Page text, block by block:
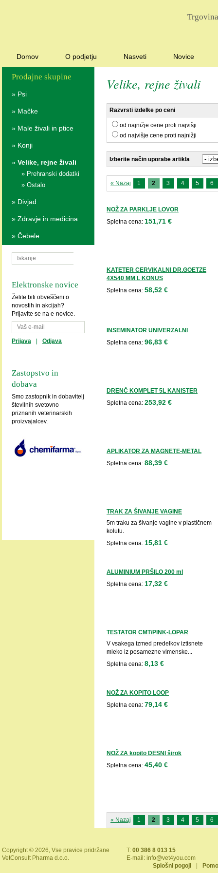
Domov O podjetju Nasveti Novice
Prodajne skupine
» Psi
» Mačke
» Male živali in ptice
» Konji
» Velike, rejne živali
» Prehranski dodatki
» Ostalo
» Divjad
» Zdravje in medicina
» Čebele
Elektronske novice
Želite biti obveščeni o
novostih in akcijah?
Prijavite se na e-novice.
Prijava Odjava
Zastopstvo in
dobava
Smo zastopnik in dobavitelj
številnih svetovno
priznanih veterinarskih
proizvajalcev.
Velike, rejne živali
Razvrsti izdelke po ceni
od najnižje cene proti najvišji
od najvišje cene proti najnižji
Izberite način uporabe artikla
« Nazaj 1 2 3 4 5 6
NOŽ ZA PARKLJE LOVOR
Spletna cena: 151,71 €
KATETER CERVIKALNI DR.GOETZE
4X540 MM L KONUS
Spletna cena: 58,52 €
INSEMINATOR UNIVERZALNI
Spletna cena: 96,83 €
DRENČ KOMPLET 5L KANISTER
Spletna cena: 253,92 €
APLIKATOR ZA MAGNETE-METAL
Spletna cena: 88,39 €
TRAK ZA ŠIVANJE VAGINE
5m traku za šivanje vagine v plastičnem
kolutu.
Spletna cena: 15,81 €
ALUMINIUM PRŠILO 200 ml
Spletna cena: 17,32 €
TESTATOR CMT/PINK-LOPAR
V vsakega izmed predelkov iztisnete
mleko iz posamezne vimenske...
Spletna cena: 8,13 €
NOŽ ZA KOPITO LOOP
Spletna cena: 79,14 €
NOŽ ZA kopito DESNI širok
Spletna cena: 45,40 €
« Nazaj 1 2 3 4 5 6
Copyright © 2026, Vse pravice pridržane
VetConsult Pharma d.o.o.
T: 00 386 8 013 15
E-mail: info@vet4you.com
Splošni pogoji